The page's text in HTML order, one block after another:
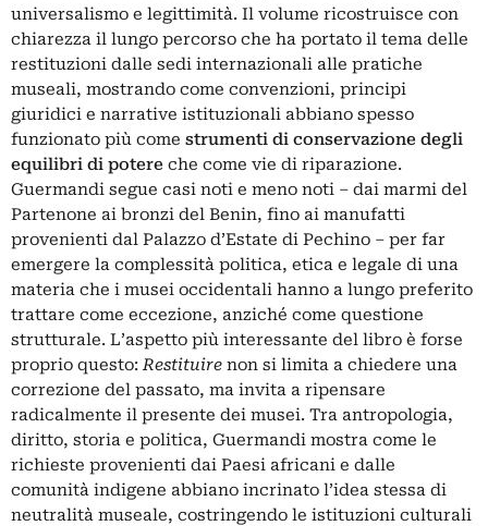
universalismo e legittimità. Il volume ricostruisce con
chiarezza il lungo percorso che ha portato il tema delle
restituzioni dalle sedi internazionali alle pratiche
museali, mostrando come convenzioni, principi
giuridici e narrative istituzionali abbiano spesso
funzionato più come strumenti di conservazione degli
equilibri di potere che come vie di riparazione.
Guermandi segue casi noti e meno noti – dai marmi del
Partenone ai bronzi del Benin, fino ai manufatti
provenienti dal Palazzo d’Estate di Pechino – per far
emergere la complessità politica, etica e legale di una
materia che i musei occidentali hanno a lungo preferito
trattare come eccezione, anziché come questione
strutturale. L’aspetto più interessante del libro è forse
proprio questo: Restituire non si limita a chiedere una
correzione del passato, ma invita a ripensare
radicalmente il presente dei musei. Tra antropologia,
diritto, storia e politica, Guermandi mostra come le
richieste provenienti dai Paesi africani e dalle
comunità indigene abbiano incrinato l’idea stessa di
neutralità museale, costringendo le istituzioni culturali